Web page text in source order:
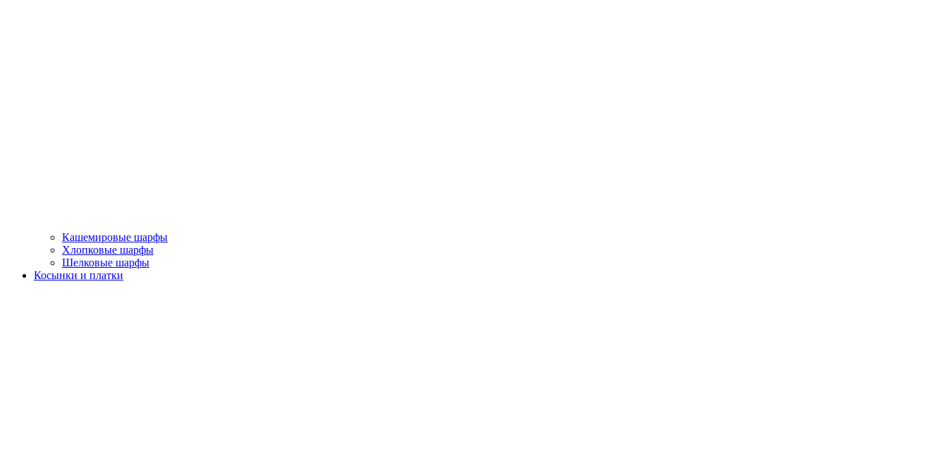
Кашемировые шарфы
Хлопковые шарфы
Шелковые шарфы
Косынки и платки